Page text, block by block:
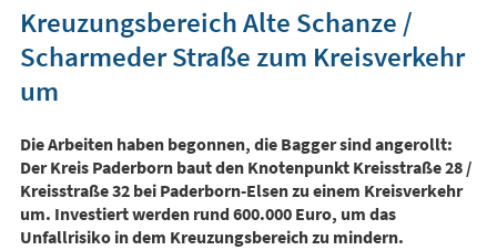
Kreuzungsbereich Alte Schanze /
Scharmeder Straße zum Kreisverkehr
um
Die Arbeiten haben begonnen, die Bagger sind angerollt:
Der Kreis Paderborn baut den Knotenpunkt Kreisstraße 28 /
Kreisstraße 32 bei Paderborn-Elsen zu einem Kreisverkehr
um. Investiert werden rund 600.000 Euro, um das
Unfallrisiko in dem Kreuzungsbereich zu mindern.